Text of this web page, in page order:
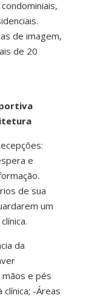
de imagem,
de 20
e
de sua
um
da
mãos e pés
-Áreas